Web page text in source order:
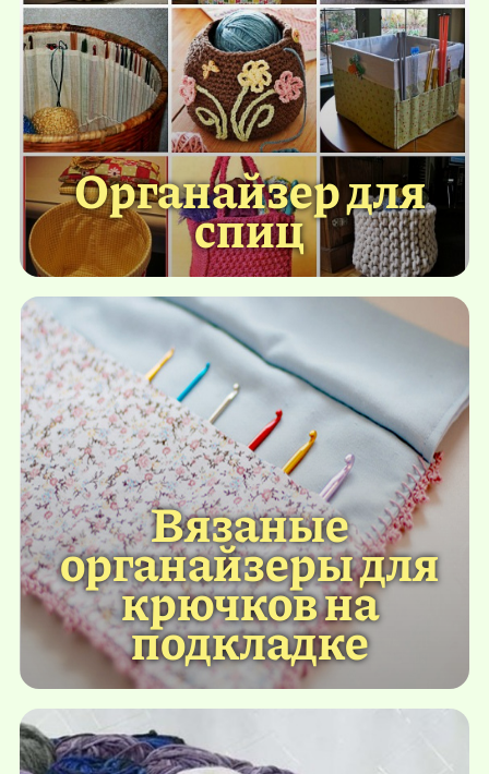
Органайзер для
спиц
Вязаные
органайзеры для
крючков на
подкладке